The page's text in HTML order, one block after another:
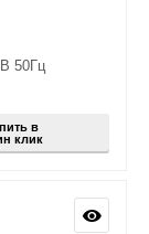
50Гц
в
клик